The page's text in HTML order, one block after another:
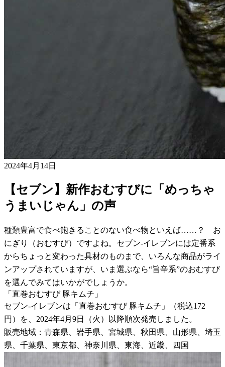
2024年4月14日
【セブン】新作おむすびに「めっちゃ
うまいじゃん」の声
種類豊富で食べ飽きることのない食べ物といえば……？ お
にぎり（おむすび）ですよね。セブン-イレブンには定番系
からちょっと変わった具材のものまで、いろんな商品がライ
ンアップされていますが、いま選ぶなら“旨辛系”のおむすび
を選んでみてはいかがでしょうか。
「直巻おむすび 豚キムチ」
セブン-イレブンは「直巻おむすび 豚キムチ」（税込172
円）を、2024年4月9日（火）以降順次発売しました。
販売地域：青森県、岩手県、宮城県、秋田県、山形県、埼玉
県、千葉県、東京都、神奈川県、東海、近畿、四国